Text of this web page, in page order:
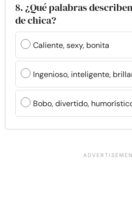
8. ¿Qué palabras
de chica?
Caliente, sexy, bonita
Ingenioso, inteligente,
Bobo, divertido,